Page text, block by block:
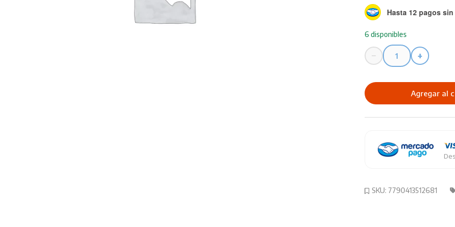
6 disponibles
Hasta 12 pagos
−
Pintura
Mate
200ML
+
Agregar al
SKU: 7790413512681